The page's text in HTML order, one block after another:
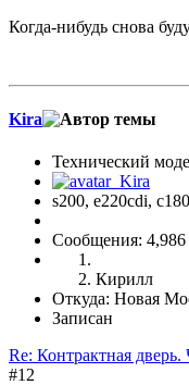
Когда-нибудь снова
Kira
Технический
s200, е220cdi, с180
Сообщения: 4,986
Кирилл
Откуда: Новая
Записан
Re: Контрактная дверь.
#12